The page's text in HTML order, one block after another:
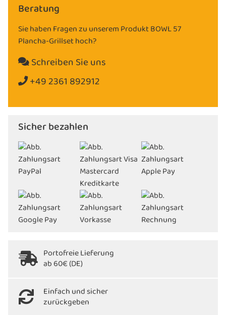
Beratung
Sie haben Fragen zu unserem Produkt BOWL 57
Plancha-Grillset hoch?
Schreiben Sie uns
+49 2361 892912
Sicher bezahlen
Portofreie Lieferung
ab 60€ (DE)
Einfach und sicher
zurückgeben